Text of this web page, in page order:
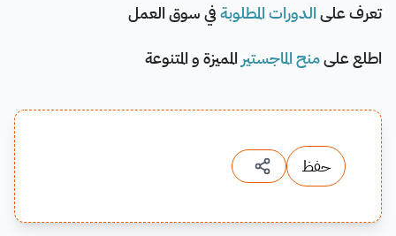
تعرف علىالدورات المطلوبةفي سوق العمل
اطلع علىمنح الماجستير المميزة و المتنوعة
حفظ